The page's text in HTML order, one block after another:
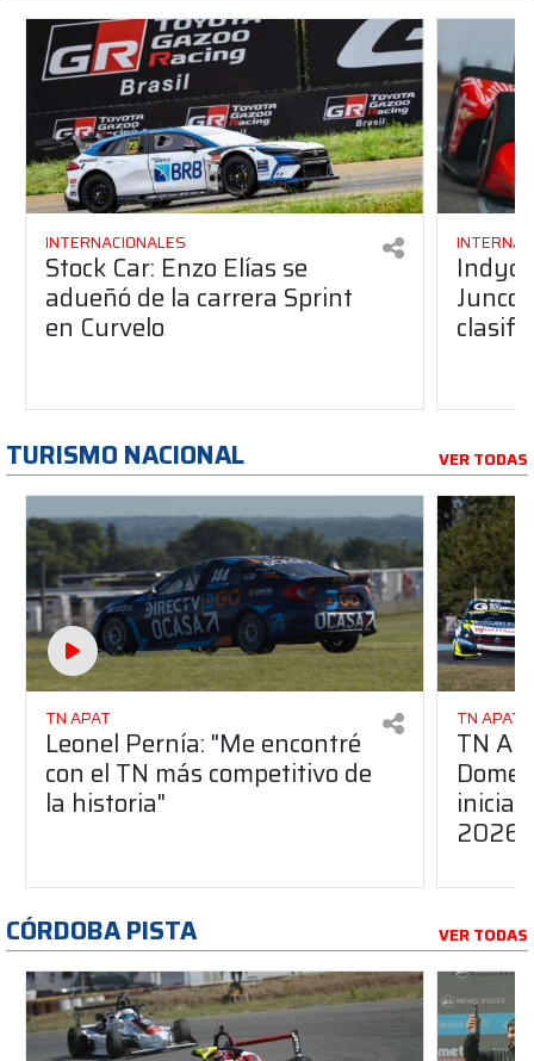
INTERNACIONALES
Stock Car: Enzo Elías se
adueñó de la carrera Sprint
en Curvelo
TURISMO NACIONAL VER TODAS
TN APAT
Leonel Pernía: "Me encontré
con el TN más competitivo de
la historia"
TN APAT
TN
2026
CÓRDOBA PISTA VER TODAS